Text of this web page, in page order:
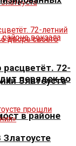
Златоуста
в районе
расцветёт. 72-
порядок во
Златоусте